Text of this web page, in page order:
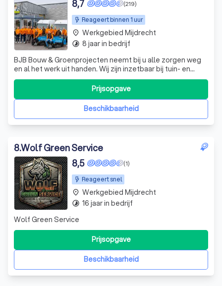
Reageert binnen 1 uur
(219)
8,7
BJB Bouw & Groenprojecten neemt bij u alle zorgen weg
en al het werk uit handen. Wij zijn inzetbaar bij tuin- en
bouwprojecten in en om uw huis en bedrijf. Zowel
particulier als zakelijk tot uw dienst. Direct contact met
ervaren vakmensen die hoge eisen stellen aan de kwaliteit
van het werk en het mBeschikbaarheid
Prijsopgave
place Werkgebied Mijdrecht
timelapse 8 jaar in bedrijf
8.Wolf Green Service
Reageert snel
(1)
8,5
Wolf Green Service
Beschikbaarheid
Prijsopgave
place Werkgebied Mijdrecht
timelapse 16 jaar in bedrijf